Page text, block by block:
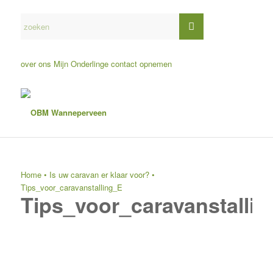
over ons Mijn Onderlinge contact opnemen
Home• Is uw caravan er klaar voor?•
Tips_voor_caravanstalling_E